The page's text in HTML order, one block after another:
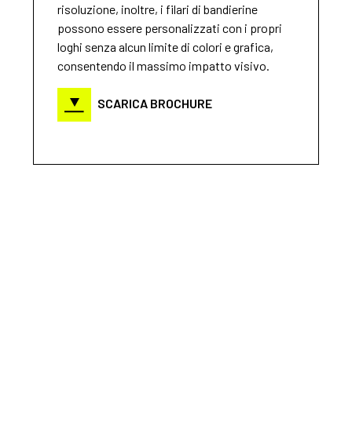
risoluzione, inoltre, i filari di bandierine
possono essere personalizzati con i propri
loghi senza alcun limite di colori e grafica,
consentendo il massimo impatto visivo.
SCARICA BROCHURE